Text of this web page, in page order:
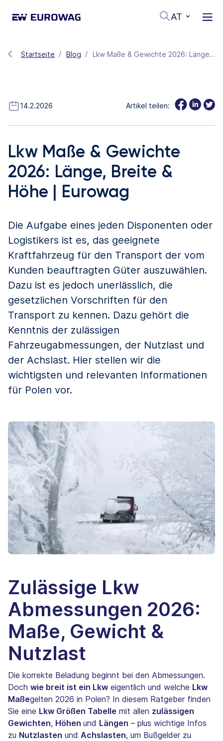
AT
Startseite Blog Lkw Maße & Gewichte 2026: Länge, Breite & Höhe | Eurowag
14.2.2026 Artikel teilen:
Lkw Maße & Gewichte
2026: Länge, Breite &
Höhe | Eurowag
Die Aufgabe eines jeden Disponenten oder
Logistikers ist es, das geeignete
Kraftfahrzeug für den Transport der vom
Kunden beauftragten Güter auszuwählen.
Dazu ist es jedoch unerlässlich, die
gesetzlichen Vorschriften für den
Transport zu kennen. Dazu gehört die
Kenntnis der zulässigen
Fahrzeugabmessungen, der Nutzlast und
der Achslast. Hier stellen wir die
wichtigsten und relevanten Informationen
für Polen vor.
Zulässige Lkw
Abmessungen 2026:
Maße, Gewicht &
Nutzlast
Die korrekte Beladung beginnt bei den Abmessungen.
Doch wie breit ist ein Lkw eigentlich und welche Lkw
Maßegelten 2026 in Polen? In diesem Ratgeber finden
Sie eine Lkw Größen Tabelle mit allen zulässigen
Gewichten, Höhen und Längen – plus wichtige Infos
zu Nutzlasten und Achslasten, um Bußgelder zu